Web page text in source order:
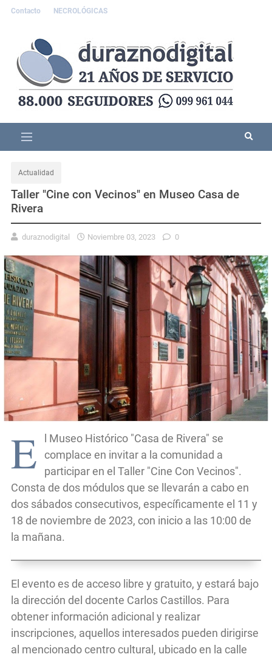
Contacto NECROLÓGICAS
Actualidad
Taller "Cine con Vecinos" en Museo Casa de
Rivera
duraznodigital Noviembre 03, 2023 0
E
l Museo Histórico "Casa de Rivera" se
complace en invitar a la comunidad a
participar en el Taller "Cine Con Vecinos".
Consta de dos módulos que se llevarán a cabo en
dos sábados consecutivos, específicamente el 11 y
18 de noviembre de 2023, con inicio a las 10:00 de
la mañana.
El evento es de acceso libre y gratuito, y estará bajo
la dirección del docente Carlos Castillos. Para
obtener información adicional y realizar
inscripciones, aquellos interesados pueden dirigirse
al mencionado centro cultural, ubicado en la calle